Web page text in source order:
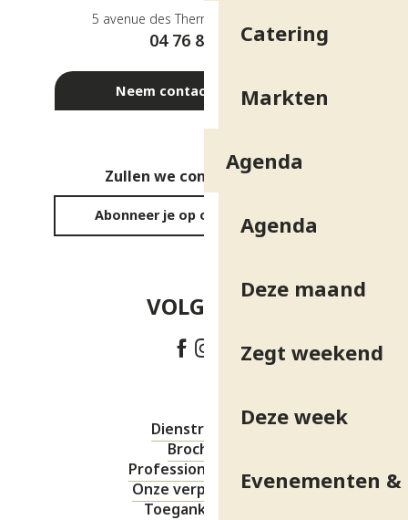
Catering
Markten
Agenda
Agenda
Deze maand
Zegt weekend
Deze week
Evenementen
5 avenue des Thermes - 38410 Uriage
04 76 89 10 27
Neem contact met ons op
Zullen we contact houden?
Abonneer je op onze nieuwsbrief
VOLG ONS!
Dienstregeling
Brochures
Professionele ruimte
Onze verplichtingen
Toegankelijkheid